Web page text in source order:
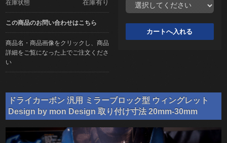
在庫状態 在庫有り
この商品のお問い合わせはこちら
商品名・商品画像をクリックし、商品
詳細をご覧になった上でご注文くださ
い
ドライカーボン 汎用 ミラーブロック型 ウィングレット
Design by mon Design 取り付け寸法 20mm-30mm